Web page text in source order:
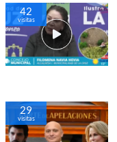
42
visitas
29
visitas